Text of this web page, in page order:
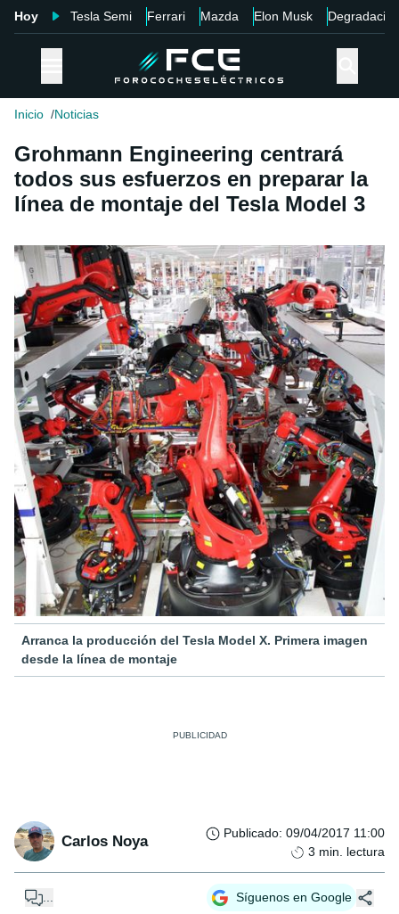
Hoy Tesla Semi Ferrari Mazda Elon Musk Degradación
Inicio Noticias
Grohmann Engineering centrará
todos sus esfuerzos en preparar la
línea de montaje del Tesla Model 3
Arranca la producción del Tesla Model X. Primera imagen
desde la línea de montaje
Carlos Noya Publicado: 09/04/2017 11:00
3 min. lectura
... Síguenos en Google